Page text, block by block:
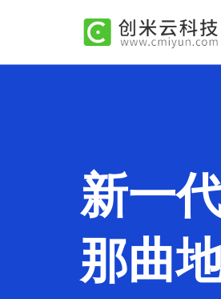
新一
那曲